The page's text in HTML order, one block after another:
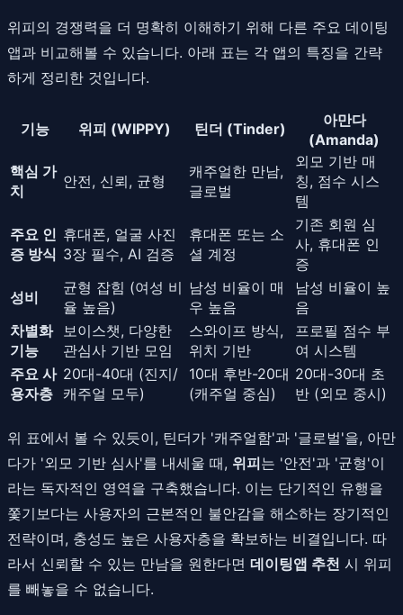
위피의 경쟁력을 더 명확히 이해하기 위해 다른 주요 데이팅
앱과 비교해볼 수 있습니다. 아래 표는 각 앱의 특징을 간략
하게 정리한 것입니다.
기능 위피 (WIPPY) 틴더 (Tinder)
아만다
(Amanda)
핵심 가
치
안전, 신뢰, 균형
캐주얼한 만남,
글로벌
외모 기반 매
칭, 점수 시스
템
주요 인
증 방식
휴대폰, 얼굴 사진
3장 필수, AI 검증
휴대폰 또는 소
셜 계정
기존 회원 심
사, 휴대폰 인
증
성비
균형 잡힘 (여성 비
율 높음)
남성 비율이 매
우 높음
남성 비율이 높
음
차별화
기능
보이스챗, 다양한
관심사 기반 모임
스와이프 방식,
위치 기반
프로필 점수 부
여 시스템
주요 사
용자층
20대-40대 (진지/
캐주얼 모두)
10대 후반-20대
(캐주얼 중심)
20대-30대 초
반 (외모 중시)
위 표에서 볼 수 있듯이, 틴더가 '캐주얼함'과 '글로벌'을, 아만
다가 '외모 기반 심사'를 내세울 때, 위피는 '안전'과 '균형'이
라는 독자적인 영역을 구축했습니다. 이는 단기적인 유행을
쫓기보다는 사용자의 근본적인 불안감을 해소하는 장기적인
전략이며, 충성도 높은 사용자층을 확보하는 비결입니다. 따
라서 신뢰할 수 있는 만남을 원한다면 데이팅앱 추천 시 위피
를 빼놓을 수 없습니다.